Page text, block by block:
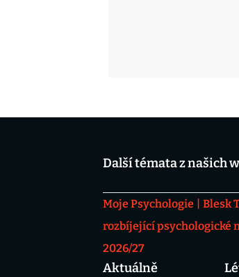
Další témata z našich
Moje Psychologie Blesk
rozbíjející psychologické
2026/27
Aktuálně